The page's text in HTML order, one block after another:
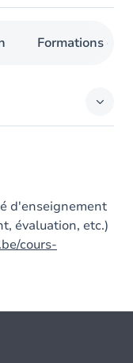
Formations
d'enseignement
évaluation, etc.)
cours-